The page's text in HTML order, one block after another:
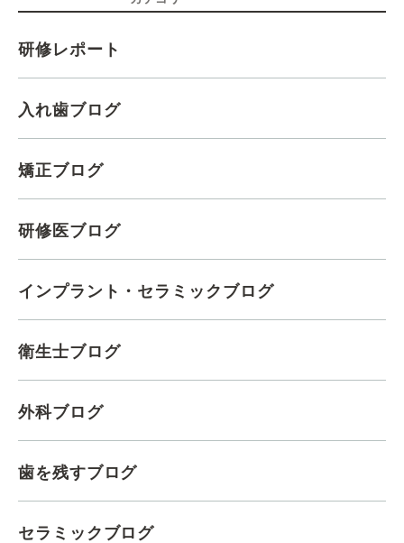
研修レポート
入れ歯ブログ
矯正ブログ
研修医ブログ
インプラント・セラミックブログ
衛生士ブログ
外科ブログ
歯を残すブログ
セラミックブログ